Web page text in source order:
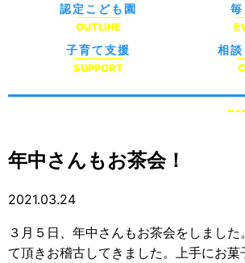
認定こども園
OUTLINE
子育て支援
SUPPORT
相
年中さんもお茶会！
2021.03.24
３月５日、年中さんもお茶会をしました
て頂きお稽古してきました。上手にお菓